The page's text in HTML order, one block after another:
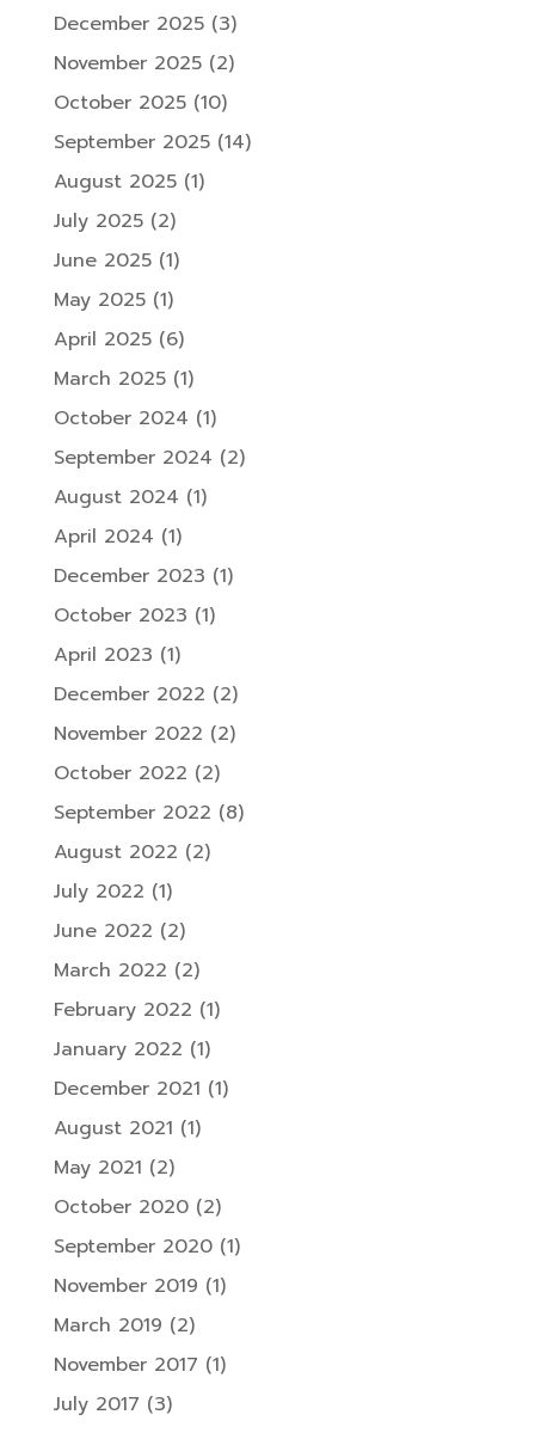
December 2025(3)
November 2025(2)
October 2025(10)
September 2025(14)
August 2025(1)
July 2025(2)
June 2025(1)
May 2025(1)
April 2025(6)
March 2025(1)
October 2024 (1)
September 2024 (2)
August 2024 (1)
April 2024 (1)
December 2023 (1)
October 2023 (1)
April 2023 (1)
December 2022 (2)
November 2022 (2)
October 2022 (2)
September 2022 (8)
August 2022 (2)
July 2022 (1)
June 2022 (2)
March 2022 (2)
February 2022 (1)
January 2022 (1)
December 2021 (1)
August 2021 (1)
May 2021 (2)
October 2020(2)
September 2020(1)
November 2019 (1)
March 2019 (2)
November 2017 (1)
July 2017 (3)